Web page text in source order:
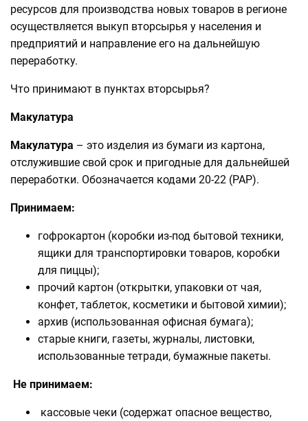
ресурсов для производства новых товаров в регионе
осуществляется выкуп вторсырья у населения и
предприятий и направление его на дальнейшую
переработку.
Что принимают в пунктах вторсырья?
Макулатура
Макулатура – это изделия из бумаги из картона,
отслужившие свой срок и пригодные для дальнейшей
переработки. Обозначается кодами 20-22 (PAP).
Принимаем:
гофрокартон (коробки из-под бытовой техники,
ящики для транспортировки товаров, коробки
для пиццы);
прочий картон (открытки, упаковки от чая,
конфет, таблеток, косметики и бытовой химии);
архив (использованная офисная бумага);
старые книги, газеты, журналы, листовки,
использованные тетради, бумажные пакеты.
Не принимаем:
кассовые чеки (содержат опасное вещество,